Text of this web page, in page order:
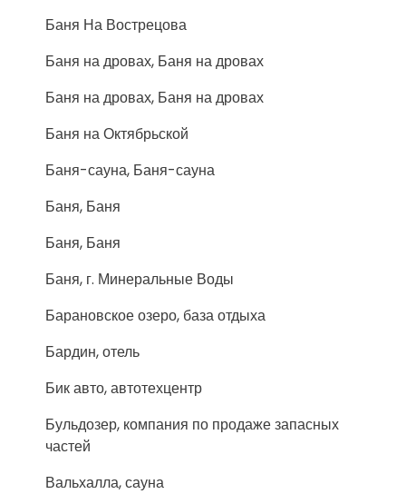
Баня На Вострецова
Баня на дровах, Баня на дровах
Баня на дровах, Баня на дровах
Баня на Октябрьской
Баня-сауна, Баня-сауна
Баня, Баня
Баня, Баня
Баня, г. Минеральные Воды
Барановское озеро, база отдыха
Бардин, отель
Бик авто, автотехцентр
Бульдозер, компания по продаже запасных
частей
Вальхалла, сауна